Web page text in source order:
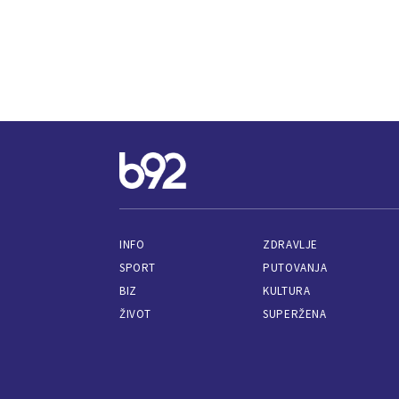
INFO
SPORT
BIZ
ŽIVOT
ZDRAVLJE
PUTOVANJA
KULTURA
SUPERŽENA